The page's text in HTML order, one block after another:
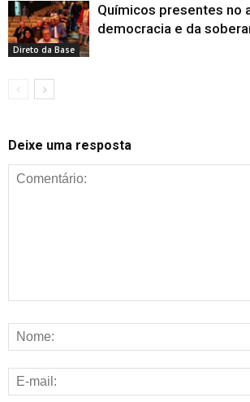
Direto da Base
Químicos presentes no
democracia e da
Deixe uma resposta